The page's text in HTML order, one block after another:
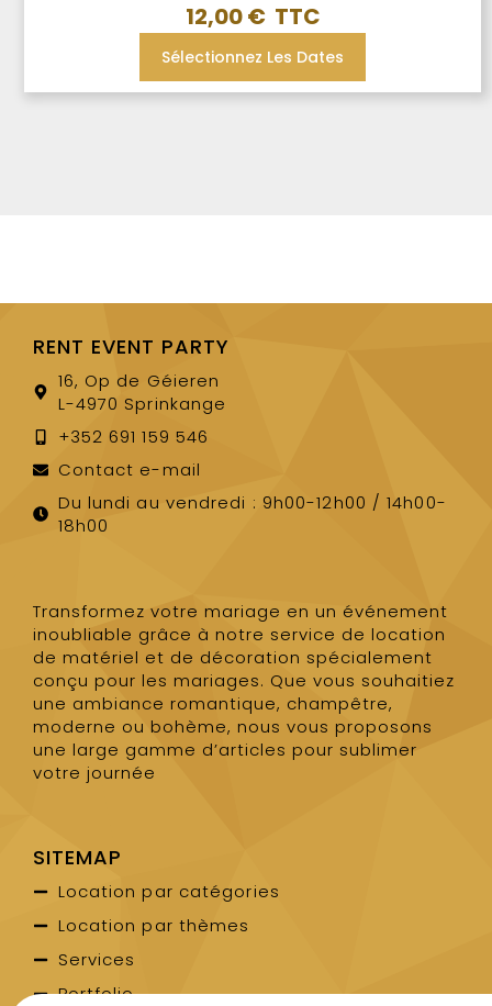
12,00€
Sélectionnez Les Dates
RENT EVENT PARTY
16, Op de Géieren
L-4970 Sprinkange
+352 691 159 546
Contact e-mail
Du lundi au vendredi : 9h00-12h00 / 14h00-
18h00
Transformez votre mariage en un événement
inoubliable grâce à notre service de location
de matériel et de décoration spécialement
conçu pour les mariages. Que vous souhaitiez
une ambiance romantique, champêtre,
moderne ou bohème, nous vous proposons
une large gamme d’articles pour sublimer
votre journée
SITEMAP
Location par catégories
Location par thèmes
Services
Portfolio